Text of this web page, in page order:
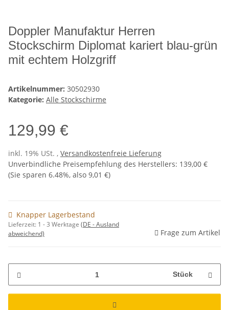
Doppler Manufaktur Herren
Stockschirm Diplomat kariert blau-grün
mit echtem Holzgriff
Artikelnummer: 30502930
Kategorie: Alle Stockschirme
129,99 €
inkl. 19% USt. , Versandkostenfreie Lieferung
Unverbindliche Preisempfehlung des Herstellers: 139,00 €
(Sie sparen 6.48%, also 9,01 €)
Knapper Lagerbestand
Lieferzeit: 1 - 3 Werktage (DE - Ausland
abweichend)
Frage zum Artikel
Stück